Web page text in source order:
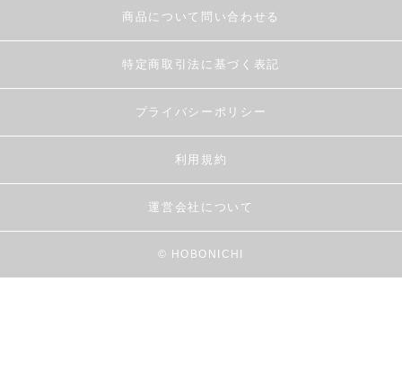
商品について問い合わせる
特定商取引法に基づく表記
プライバシーポリシー
利用規約
運営会社について
© HOBONICHI